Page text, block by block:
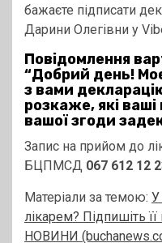
бажаєте підписати
Дарини Олегівни у
Повідомлення
“Добрий день!
з вами
розкаже, які
вашої згоди
Запис на прийом до
БЦПМСД 067 612 12
Матеріали за темою: У
лікарем? Підпишіть
НОВИНИ